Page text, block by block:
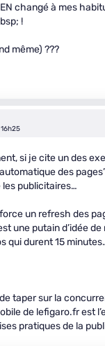
changé à mes
!
même) ???
si je cite un des
des
publicitaires…
un refresh des
une putain d’idée
qui durent 15
taper sur la
de lefigaro.fr est
pratiques de la